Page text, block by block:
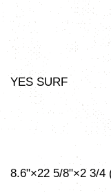
YES SURF
8.6"×22 5/8"×2 3/4